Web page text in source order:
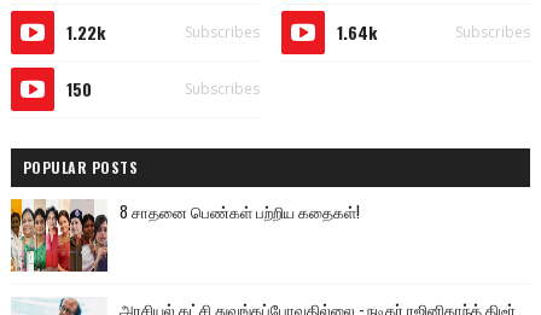
1.22k Subscribes 1.64k Subscribes
150 Subscribes
POPULAR POSTS
8 சாதனை பெண்கள் பற்றிய கதைகள்!
அரசியல் கட்சி துவங்கப்போவதில்லை - நடிகர் ரஜினிகாந்த் திடீர்